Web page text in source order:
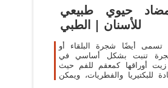
15 مضاد حيوي طبيعي
للأسنان | الطبي
أيضًا شجرة البلقاء أو
شجرة تنبت بشكل أساسي في
زيت أوراقها كمعقم للفم حيث
للبكتيريا والفطريات، ويمكن